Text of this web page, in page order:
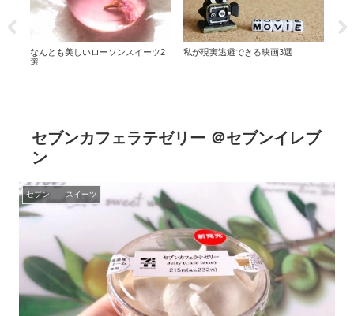
なんとも美しいローソンスイーツ2
選
私が現実逃避できる映画3選
セブンカフェラテゼリー ＠セブンイレブ
ン
セブン スイーツ